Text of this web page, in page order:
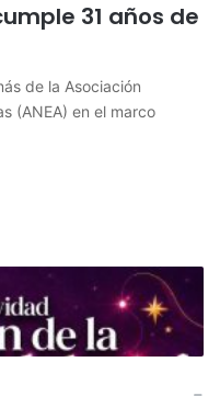
31 años de
de la Asociación
(ANEA) en el marco